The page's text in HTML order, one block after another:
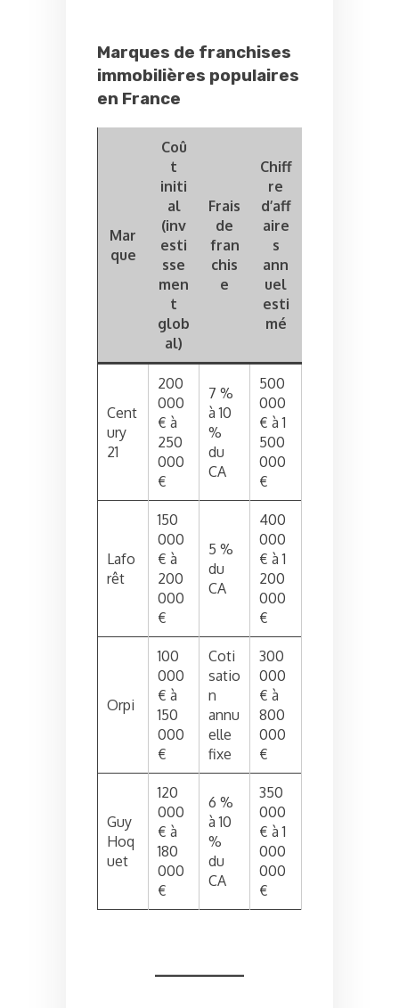
Marques de franchises
immobilières populaires
en France
Mar
que
Coû
t
initi
al
(inv
esti
sse
men
t
glob
al)
Frais
de
fran
chis
e
Chiff
re
d’aff
aire
s
ann
uel
esti
mé
Cent
ury
21
200
000
€ à
250
000
€
7 %
à 10
%
du
CA
500
000
€ à 1
500
000
€
Lafo
rêt
150
000
€ à
200
000
€
5 %
du
CA
400
000
€ à 1
200
000
€
Orpi
100
000
€ à
150
000
€
Coti
satio
n
annu
elle
fixe
300
000
€ à
800
000
€
Guy
Hoq
uet
120
000
€ à
180
000
€
6 %
à 10
%
du
CA
350
000
€ à 1
000
000
€